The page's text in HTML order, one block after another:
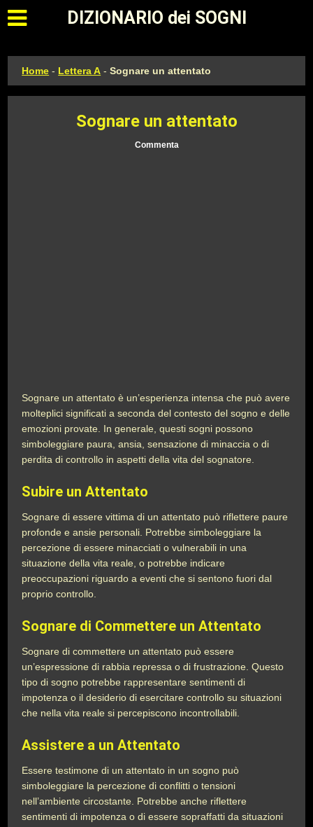
Apri il menu principale
DIZIONARIO dei SOGNI
Home - Lettera A -Sognare un attentato
Sognare un attentato
Commenta
Sognare un attentato è un’esperienza intensa che può avere
molteplici significati a seconda del contesto del sogno e delle
emozioni provate. In generale, questi sogni possono
simboleggiare paura, ansia, sensazione di minaccia o di
perdita di controllo in aspetti della vita del sognatore.
Subire un Attentato
Sognare di essere vittima di un attentato può riflettere paure
profonde e ansie personali. Potrebbe simboleggiare la
percezione di essere minacciati o vulnerabili in una
situazione della vita reale, o potrebbe indicare
preoccupazioni riguardo a eventi che si sentono fuori dal
proprio controllo.
Sognare di Commettere un Attentato
Sognare di commettere un attentato può essere
un’espressione di rabbia repressa o di frustrazione. Questo
tipo di sogno potrebbe rappresentare sentimenti di
impotenza o il desiderio di esercitare controllo su situazioni
che nella vita reale si percepiscono incontrollabili.
Assistere a un Attentato
Essere testimone di un attentato in un sogno può
simboleggiare la percezione di conflitti o tensioni
nell’ambiente circostante. Potrebbe anche riflettere
sentimenti di impotenza o di essere sopraffatti da situazioni